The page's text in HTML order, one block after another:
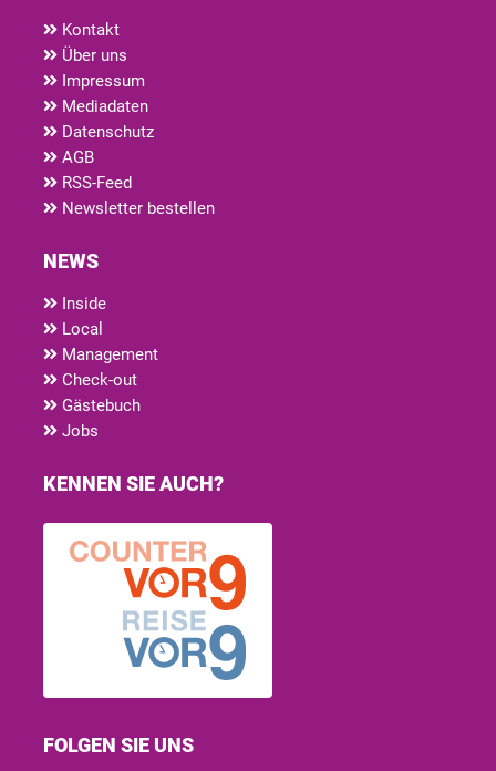
Kontakt
Über uns
Impressum
Mediadaten
Datenschutz
AGB
RSS-Feed
Newsletter bestellen
NEWS
Inside
Local
Management
Check-out
Gästebuch
Jobs
KENNEN SIE AUCH?
FOLGEN SIE UNS